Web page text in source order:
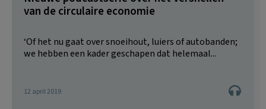
van de circulaire economie
‘Of het nu gaat over snoeihout, luiers of autobanden;
we hebben een kader geschapen dat helemaal...
12 april 2019